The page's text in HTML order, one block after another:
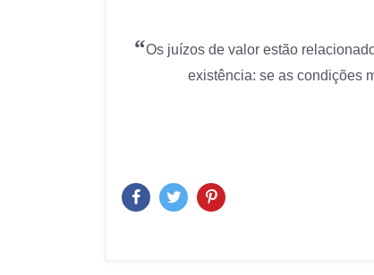
“Os juízos de valor estão
existência: se as condições